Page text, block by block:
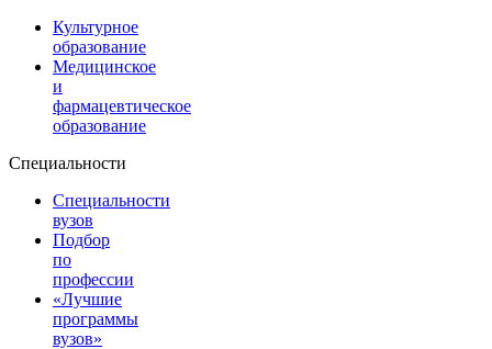
Культурное
образование
Медицинское
и
фармацевтическое
образование
Специальности
Специальности
вузов
Подбор
по
профессии
«Лучшие
программы
вузов»